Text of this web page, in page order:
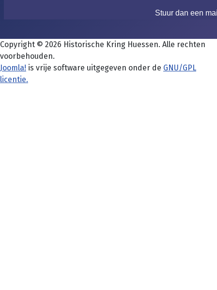
Stuur dan een
Copyright © 2026 Historische Kring Huessen. Alle rechten
voorbehouden.
Joomla! is vrije software uitgegeven onder de GNU/GPL
licentie.